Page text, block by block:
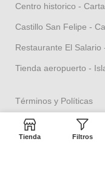
Centro historico -
Castillo San Felipe -
Restaurante El Salario
Tienda aeropuerto -
Términos y Políticas
Política de seguridad
Política datos
Tienda Filtros